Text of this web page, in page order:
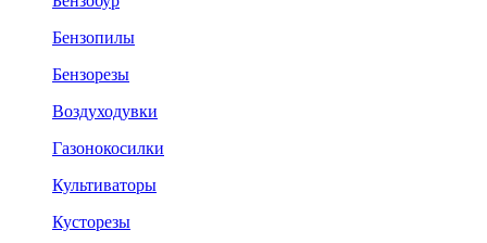
Бензопилы
Бензорезы
Воздуходувки
Газонокосилки
Культиваторы
Кусторезы